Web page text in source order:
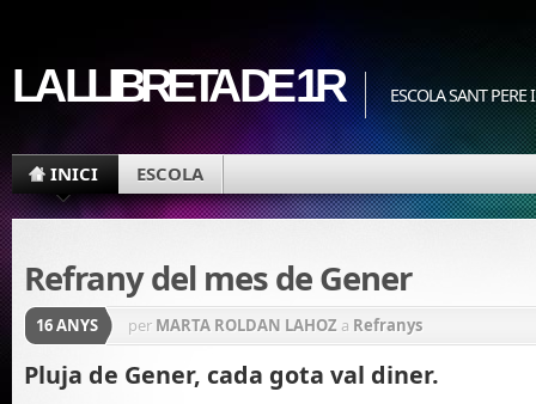
LA LLIBRETA DE 1R ESCOLA SANT PERE
INICI ESCOLA
Refrany del mes de Gener
16 ANYS per MARTA ROLDAN LAHOZ a Refranys
Pluja de Gener, cada gota val diner.